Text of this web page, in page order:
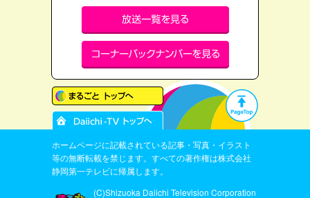
ホームページに記載されている記事・写真・イラスト
等の無断転載を禁じます。すべての著作権は株式会社
静岡第一テレビに帰属します。
(C)Shizuoka Daiichi Television Corporation